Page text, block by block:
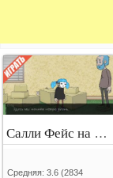
Салли Фейс на русском
Средняя:3.6 (2834